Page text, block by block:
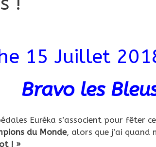
15 Juillet
les
Euréka s’associent pour fêter
du Monde, alors que j’ai quand
! »